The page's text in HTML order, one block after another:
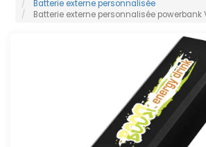
Batterie externe personnalisée
Batterie externe personnalisée powerbank